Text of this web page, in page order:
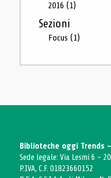
2016 (1)
Sezioni
Focus (1)
Biblioteche oggi Trends -
Sede legale: Via Lesmi 6 -
P.IVA, C.F. 01823660152